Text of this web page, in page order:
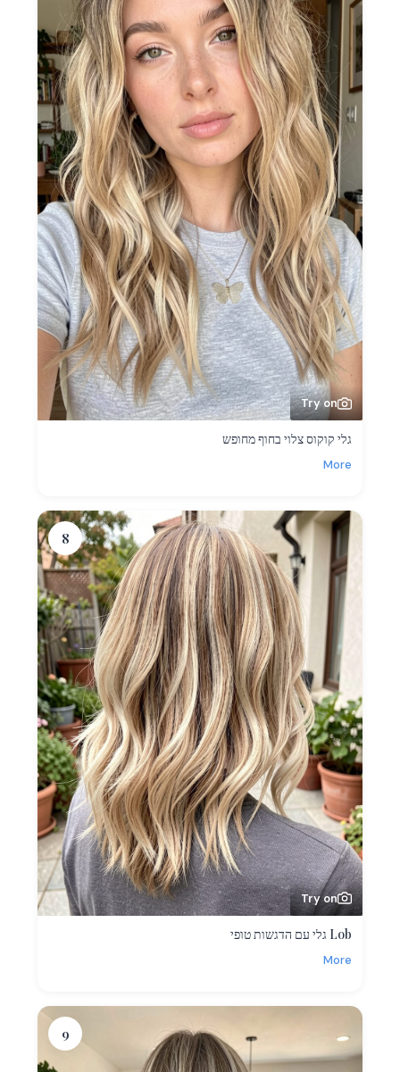
Try on
גלי קוקוס צלוי בחוף מחופש
More
8
Try on
Lob גלי עם הדגשות טופי
More
9